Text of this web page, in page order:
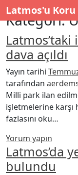
İçeriğe geç
Ana gezinti
Latmos'u Koru
Kategori:
dava açıldı
Yayın tarihi
tarafından
Milli park ilan
işletmelerine karşı
fazlasını oku…
Yorum yapın
Latmos’da
bulundu